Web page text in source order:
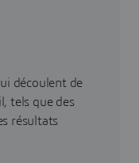
découlent de
tels que des
résultats